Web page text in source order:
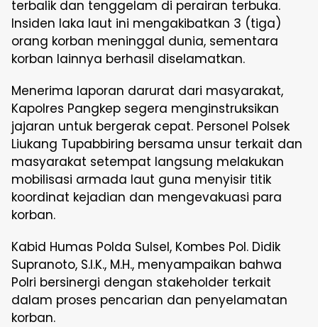
terbalik dan tenggelam di perairan terbuka.
Insiden laka laut ini mengakibatkan 3 (tiga)
orang korban meninggal dunia, sementara
korban lainnya berhasil diselamatkan.
Menerima laporan darurat dari masyarakat,
Kapolres Pangkep segera menginstruksikan
jajaran untuk bergerak cepat. Personel Polsek
Liukang Tupabbiring bersama unsur terkait dan
masyarakat setempat langsung melakukan
mobilisasi armada laut guna menyisir titik
koordinat kejadian dan mengevakuasi para
korban.
Kabid Humas Polda Sulsel, Kombes Pol. Didik
Supranoto, S.I.K., M.H., menyampaikan bahwa
Polri bersinergi dengan stakeholder terkait
dalam proses pencarian dan penyelamatan
korban.